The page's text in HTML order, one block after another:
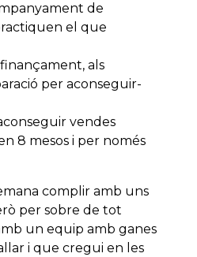
de
el que
als
per aconseguir-
vendes
8 mesos i per només
complir amb uns
per sobre de tot
un equip amb ganes
i que cregui en les